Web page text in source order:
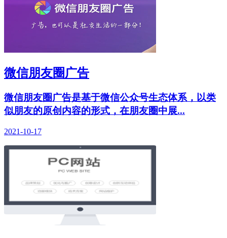
微信朋友圈广告
微信朋友圈广告是基于微信公众号生态体系，以类
似朋友的原创内容的形式，在朋友圈中展...
2021-10-17